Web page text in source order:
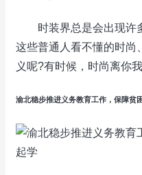
时装界总是会出现许多
这些普通人看不懂的时尚
义呢?有时候，时尚离你我
渝北稳步推进义务教育工作，保障贫